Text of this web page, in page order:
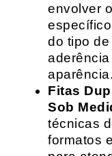
envolver
do tipo
aparência.
Fitas
Sob
técnicas
formatos